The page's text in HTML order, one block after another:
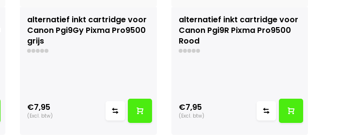
alternatief inkt cartridge voor
Canon Pgi9Gy Pixma Pro9500
grijs
€7,95
(Excl. btw)
alternatief inkt cartridge voor
Canon Pgi9R Pixma Pro9500
Rood
€7,95
(Excl. btw)